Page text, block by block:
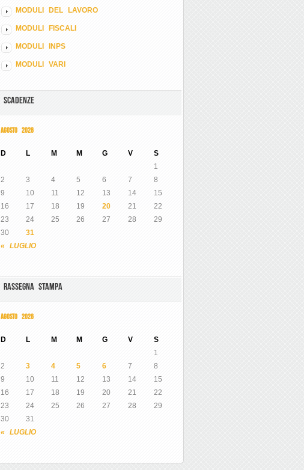
MODULI DEL LAVORO
MODULI FISCALI
MODULI INPS
MODULI VARI
SCADENZE
AGOSTO 2026
D L M M G V S
« LUGLIO
1
2
3 4 5 6 7
8
9
10 11 12 13 14
15
16
17 18 19 20 21
22
23
24 25 26 27 28
29
30
31
RASSEGNA STAMPA
AGOSTO 2026
D L M M G V S
« LUGLIO
1
2
3 4 5 6 7
8
9
10 11 12 13 14
15
16
17 18 19 20 21
22
23
24 25 26 27 28
29
30
31